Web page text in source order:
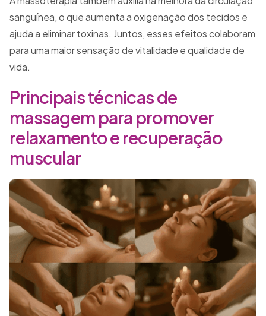
sanguínea, o que aumenta a oxigenação dos tecidos e
ajuda a eliminar toxinas. Juntos, esses efeitos colaboram
para uma maior sensação de vitalidade e qualidade de
vida.
Principais técnicas de
massagem para promover
relaxamento e recuperação
muscular